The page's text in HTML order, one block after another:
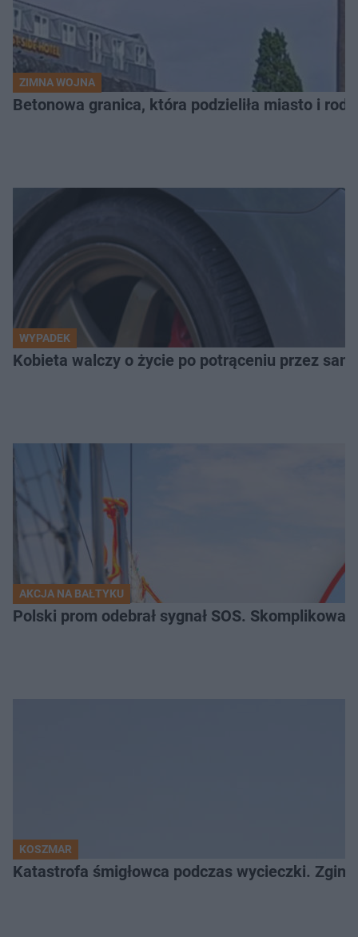
ZIMNA WOJNA
Betonowa granica, która podzieliła miasto i
WYPADEK
Kobieta walczy o życie po potrąceniu przez
AKCJA NA BAŁTYKU
Polski prom odebrał sygnał SOS.
KOSZMAR
Katastrofa śmigłowca podczas wycieczki.